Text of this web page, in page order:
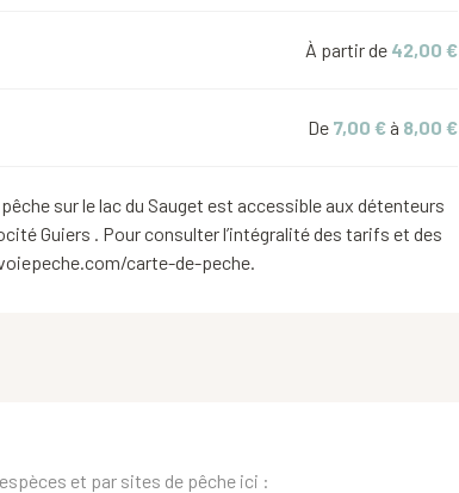
À partir de 42,00 €
De 7,00 € à 8,00 €
sur le lac du Sauget est accessible aux détenteurs
Guiers . Pour consulter l’intégralité des tarifs et des
carte-de-peche.
et par sites de pêche ici :